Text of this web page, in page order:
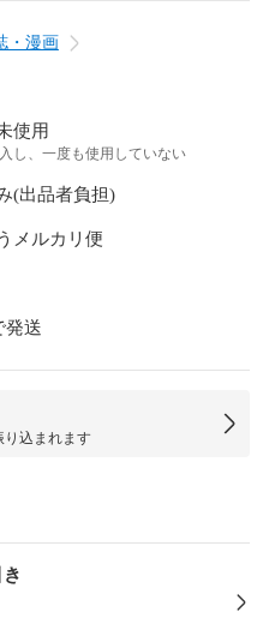
・漫画
使用
し、一度も使用していない
(出品者負担)
メルカリ便
発送
り込まれます